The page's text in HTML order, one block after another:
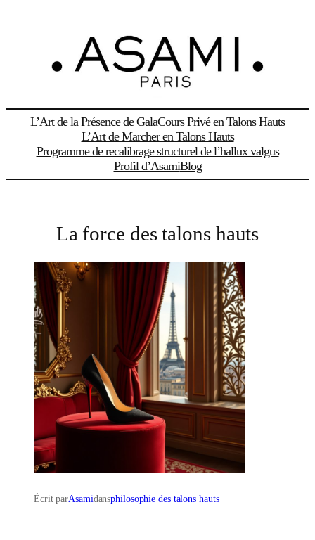
L’Art de la Présence de GalaCours Privé en Talons Hauts
L’Art de Marcher en Talons Hauts
Programme de recalibrage structurel de l’hallux valgus
Profil d’AsamiBlog
La force des talons hauts
Écrit parAsamidansphilosophie des talons hauts